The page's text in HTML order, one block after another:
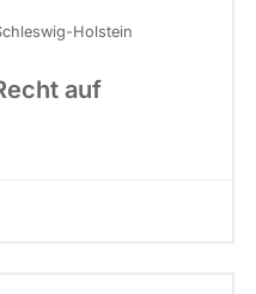
Holstein
auf